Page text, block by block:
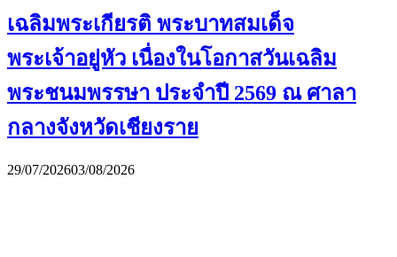
เฉลิมพระเกียรติ พระบาทสมเด็จ
พระเจ้าอยู่หัว เนื่องในโอกาสวันเฉลิม
พระชนมพรรษา ประจำปี 2569 ณ ศาลา
กลางจังหวัดเชียงราย
29/07/202603/08/2026